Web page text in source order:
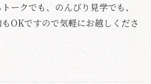
ークでも、のんびり見学でも、
OKですので気軽にお越しくださ